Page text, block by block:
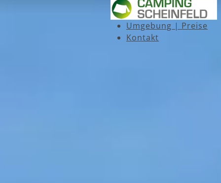
Umgebung | Preise
Kontakt